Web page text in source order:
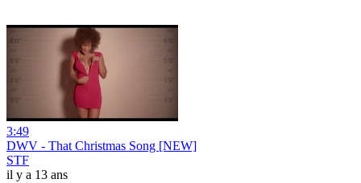
3:49
DWV - That Christmas Song [NEW]
STF
il y a 13 ans